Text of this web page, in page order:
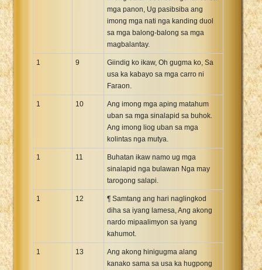
mga panon, Ug pasibsiba ang
imong mga nati nga kanding duol
sa mga balong-balong sa mga
magbalantay.
1 9
Giindig ko ikaw, Oh gugma ko, Sa
usa ka kabayo sa mga carro ni
Faraon.
1 10
Ang imong mga aping matahum
uban sa mga sinalapid sa buhok.
Ang imong liog uban sa mga
kolintas nga mutya.
1 11
Buhatan ikaw namo ug mga
sinalapid nga bulawan Nga may
tarogong salapi.
1 12
¶ Samtang ang hari naglingkod
diha sa iyang lamesa, Ang akong
nardo mipaalimyon sa iyang
kahumot.
1 13
Ang akong hinigugma alang
kanako sama sa usa ka hugpong